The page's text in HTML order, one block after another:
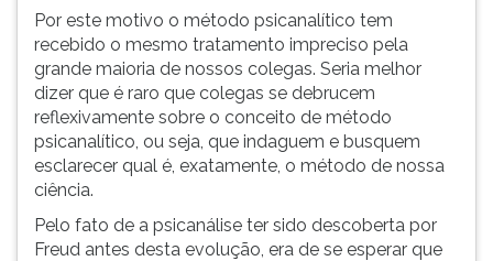
descoberta
psicanálise
Freud
psicanalítico,
continuar
pressione
(primeira
tecla
direita
Por este motivo o método psicanalítico tem
recebido o mesmo tratamento impreciso pela
grande maioria de nossos colegas. Seria melhor
dizer que é raro que colegas se debrucem
reflexivamente sobre o conceito de método
psicanalítico, ou seja, que indaguem e busquem
esclarecer qual é, exatamente, o método de nossa
ciência.
Pelo fato de a psicanálise ter sido descoberta por
Freud antes desta evolução, era de se esperar que